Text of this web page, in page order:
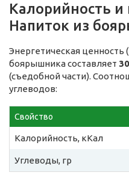
Калорийность
Напиток из
Энергетическая ценность
боярышника составляет
(съедобной части).
углеводов:
Свойство
Калорийность, кКал
Углеводы, гр